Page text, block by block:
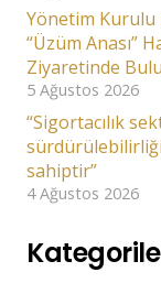
Yönetim Kurulu
“Üzüm Anası”
Ziyaretinde
5 Ağustos 2026
“Sigortacılık
sahiptir”
4 Ağustos 2026